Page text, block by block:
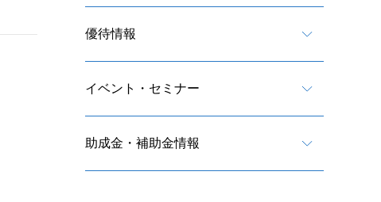
優待情報
イベント・セミナー
助成金・補助金情報